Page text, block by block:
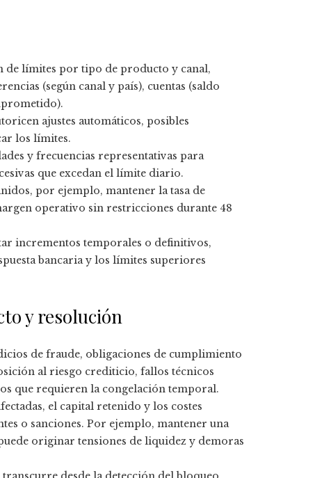
límites por tipo de producto y canal,
(según canal y país), cuentas (saldo
ajustes automáticos, posibles
los límites.
y frecuencias representativas para
que excedan el límite diario.
por ejemplo, mantener la tasa de
operativo sin restricciones durante 48
incrementos temporales o definitivos,
bancaria y los límites superiores
y resolución
de fraude, obligaciones de cumplimiento
al riesgo crediticio, fallos técnicos
que requieren la congelación temporal.
el capital retenido y los costes
o sanciones. Por ejemplo, mantener una
originar tensiones de liquidez y demoras